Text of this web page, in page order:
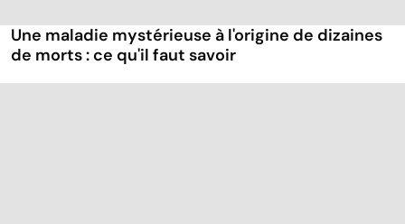
Une maladie mystérieuse à l'origine de dizaines
de morts : ce qu'il faut savoir